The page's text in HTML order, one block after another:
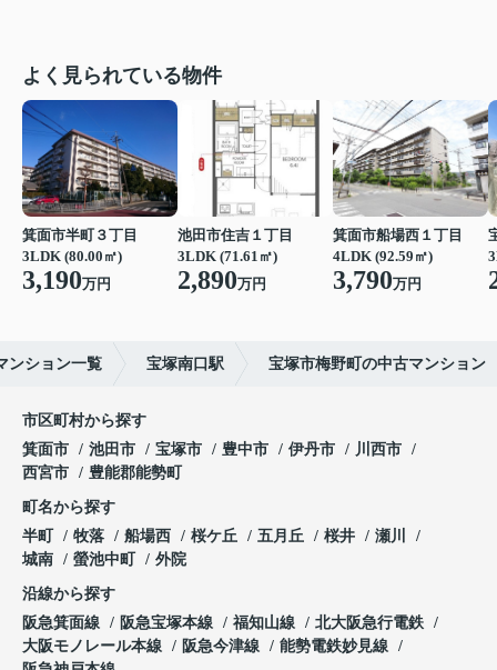
よく見られている物件
箕面市半町３丁目
3LDK (80.00㎡)
3,190万円
池田市住吉１丁目
3LDK (71.61㎡)
2,890万円
箕面市船場西１丁目
4LDK (92.59㎡)
3,790万円
ンション一覧 宝塚南口駅 宝塚市梅野町の中古マンション
市区町村から探す
箕面市
池田市 宝塚市 豊中市 伊丹市
川西市
西宮市
豊能郡能勢町
町名から探す
半町
牧落 船場西 桜ケ丘 五月丘 桜井
瀬川
城南
螢池中町 外院
沿線から探す
阪急箕面線
阪急宝塚本線 福知山線
北大阪急行電鉄
大阪モノレール本線
阪急今津線
能勢電鉄妙見線